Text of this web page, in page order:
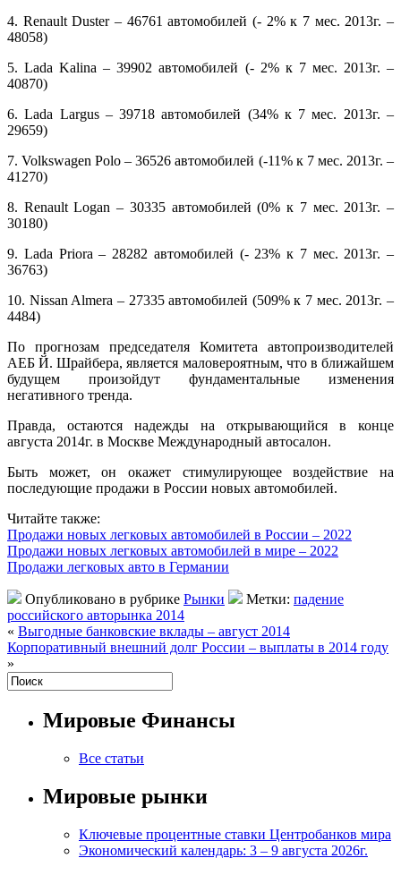
4. Renault Duster – 46761 автомобилей (- 2% к 7 мес. 2013г. –
48058)
5. Lada Kalina – 39902 автомобилей (- 2% к 7 мес. 2013г. –
40870)
6. Lada Largus – 39718 автомобилей (34% к 7 мес. 2013г. –
29659)
7. Volkswagen Polo – 36526 автомобилей (-11% к 7 мес. 2013г. –
41270)
8. Renault Logan – 30335 автомобилей (0% к 7 мес. 2013г. –
30180)
9. Lada Priora – 28282 автомобилей (- 23% к 7 мес. 2013г. –
36763)
10. Nissan Almera – 27335 автомобилей (509% к 7 мес. 2013г. –
4484)
По прогнозам председателя Комитета автопроизводителей
АЕБ Й. Шрайбера, является маловероятным, что в ближайшем
будущем произойдут фундаментальные изменения
негативного тренда.
Правда, остаются надежды на открывающийся в конце
августа 2014г. в Москве Международный автосалон.
Быть может, он окажет стимулирующее воздействие на
последующие продажи в России новых автомобилей.
Читайте также:
Продажи новых легковых автомобилей в России – 2022
Продажи новых легковых автомобилей в мире – 2022
Продажи легковых авто в Германии
Опубликовано в рубрике Рынки Метки: падение
российского авторынка 2014
« Выгодные банковские вклады – август 2014
Корпоративный внешний долг России – выплаты в 2014 году
»
Мировые Финансы
Все статьи
Мировые рынки
Ключевые процентные ставки Центробанков мира
Экономический календарь: 3 – 9 августа 2026г.